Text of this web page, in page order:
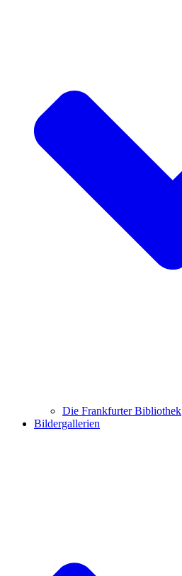
Die Frankfurter Bibliothek
Bildergallerien